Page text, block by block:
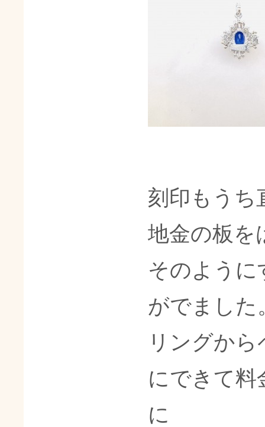
刻印もうち
地金の板を
そのように
がでました
リングか
にできて料
に